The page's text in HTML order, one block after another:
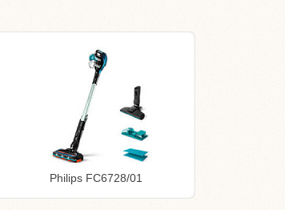
Philips FC6728/01